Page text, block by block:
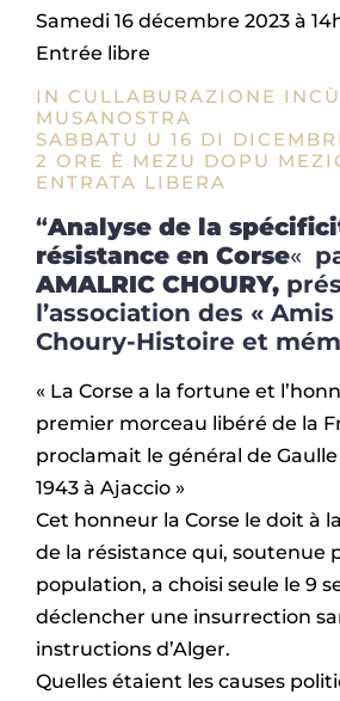
Samedi 16 décembre 2023 à
Entrée libre
IN CULLABURAZIONE INCÙ
MUSANOSTRA
SABBATU U 16 DI
2 ORE È MEZU DOPU
ENTRATA LIBERA
“Analyse de la
résistance en Corse«
AMALRIC CHOURY,
l’association des «
Choury-Histoire et
« La Corse a la fortune et
premier morceau libéré de la
proclamait le général de
1943 à Ajaccio »
Cet honneur la Corse le doit à
de la résistance qui, soutenue
population, a choisi seule le 9
déclencher une insurrection
instructions d’Alger.
Quelles étaient les causes